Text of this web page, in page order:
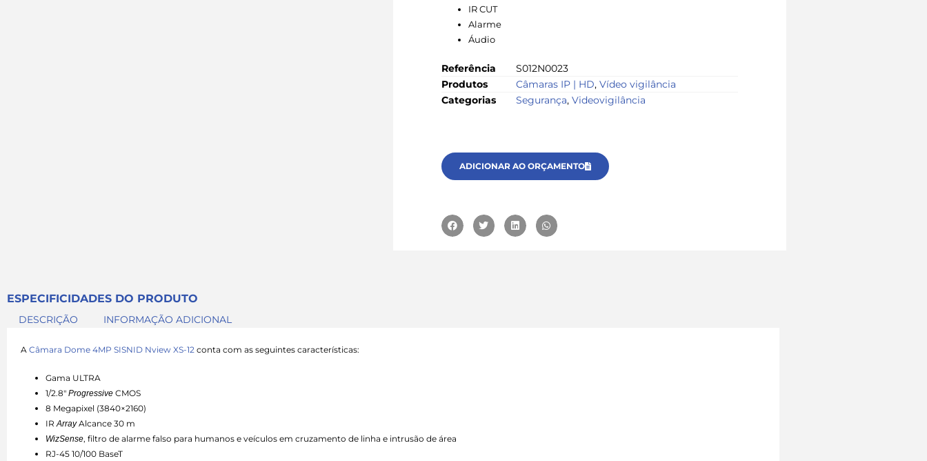
IR CUT
Alarme
Áudio
Referência
S012N0023
Produtos
Câmaras IP | HD, Vídeo vigilância
Categorias
Segurança, Videovigilância
ADICIONAR AO ORÇAMENTO
ESPECIFICIDADES DO PRODUTO
DESCRIÇÃO INFORMAÇÃO ADICIONAL
A Câmara Dome 4MP SISNID Nview XS-12 conta com as seguintes características:
Gama ULTRA
1/2.8″ Progressive CMOS
8 Megapixel (3840×2160)
IR ArrayAlcance 30 m
WizSense, filtro de alarme falso para humanos e veículos em cruzamento de linha e intrusão de área
RJ-45 10/100 BaseT